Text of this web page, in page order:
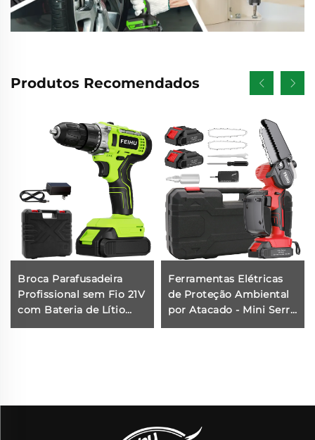
Produtos Recomendados
Broca Parafusadeira
Profissional sem Fio 21V
com Bateria de Lítio
para Parafusar, Máquina
Ferramentas Elétricas
de Proteção Ambiental
por Atacado - Mini Serra
Elétrica sem Fio 21V